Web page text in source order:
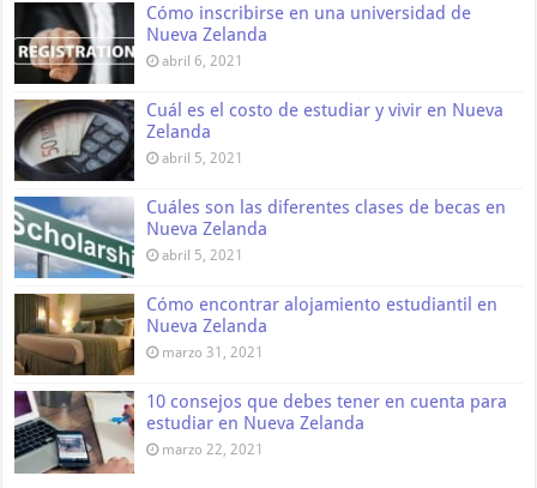
Cómo inscribirse en una universidad de
Nueva Zelanda
abril 6, 2021
Cuál es el costo de estudiar y vivir en Nueva
Zelanda
abril 5, 2021
Cuáles son las diferentes clases de becas en
Nueva Zelanda
abril 5, 2021
Cómo encontrar alojamiento estudiantil en
Nueva Zelanda
marzo 31, 2021
10 consejos que debes tener en cuenta para
estudiar en Nueva Zelanda
marzo 22, 2021